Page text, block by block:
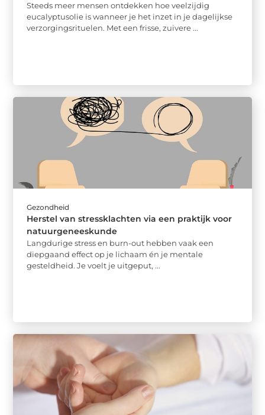
Steeds meer mensen ontdekken hoe veelzijdig
eucalyptusolie is wanneer je het inzet in je dagelijkse
verzorgingsrituelen. Met een frisse, zuivere ...
Gezondheid
Herstel van stressklachten via een praktijk voor
natuurgeneeskunde
Langdurige stress en burn-out hebben vaak een
diepgaand effect op je lichaam én je mentale
gesteldheid. Je voelt je uitgeput, ...